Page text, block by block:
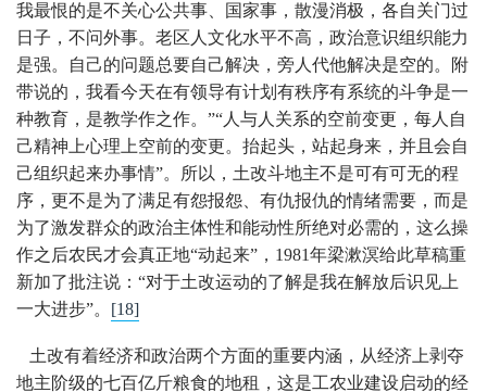
我最恨的是不关心公共事、国家事，散漫消极，各自关门过
日子，不问外事。老区人文化水平不高，政治意识组织能力
是强。自己的问题总要自己解决，旁人代他解决是空的。附
带说的，我看今天在有领导有计划有秩序有系统的斗争是一
种教育，是教学作之作。”“人与人关系的空前变更，每人自
己精神上心理上空前的变更。抬起头，站起身来，并且会自
己组织起来办事情”。所以，土改斗地主不是可有可无的程
序，更不是为了满足有怨报怨、有仇报仇的情绪需要，而是
为了激发群众的政治主体性和能动性所绝对必需的，这么操
作之后农民才会真正地“动起来”，1981年梁漱溟给此草稿重
新加了批注说：“对于土改运动的了解是我在解放后识见上
一大进步”。 [18]
土改有着经济和政治两个方面的重要内涵，从经济上剥夺
地主阶级的七百亿斤粮食的地租，这是工农业建设启动的经